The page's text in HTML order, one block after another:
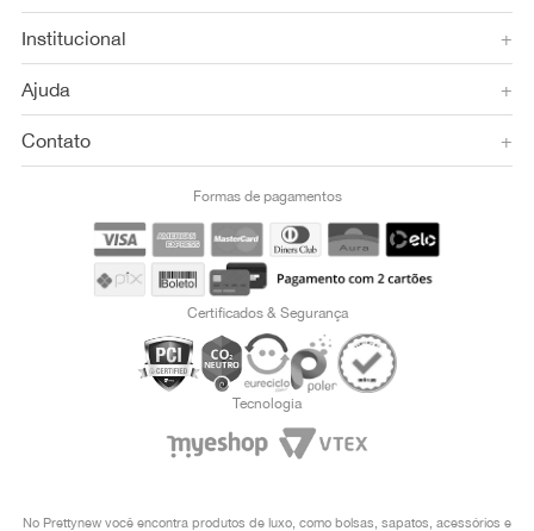
Institucional +
Ajuda +
Contato +
Formas de pagamentos
Certificados & Segurança
Tecnologia
No Prettynew você encontra produtos de luxo, como bolsas, sapatos, acessórios e